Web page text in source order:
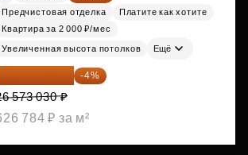
Предчистовая отделка
Платите как хотите
Квартира за 2 000 ₽/мес
Увеличенная высота потолков Ещё
25 510 109 ₽ -4%
573 030 ₽
784 ₽ за м²